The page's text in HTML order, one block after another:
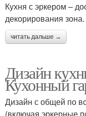
Кухня с эркером –
декорирования зона.
читать дальше →
Дизайн
Кухонный
Дизайн с общей по